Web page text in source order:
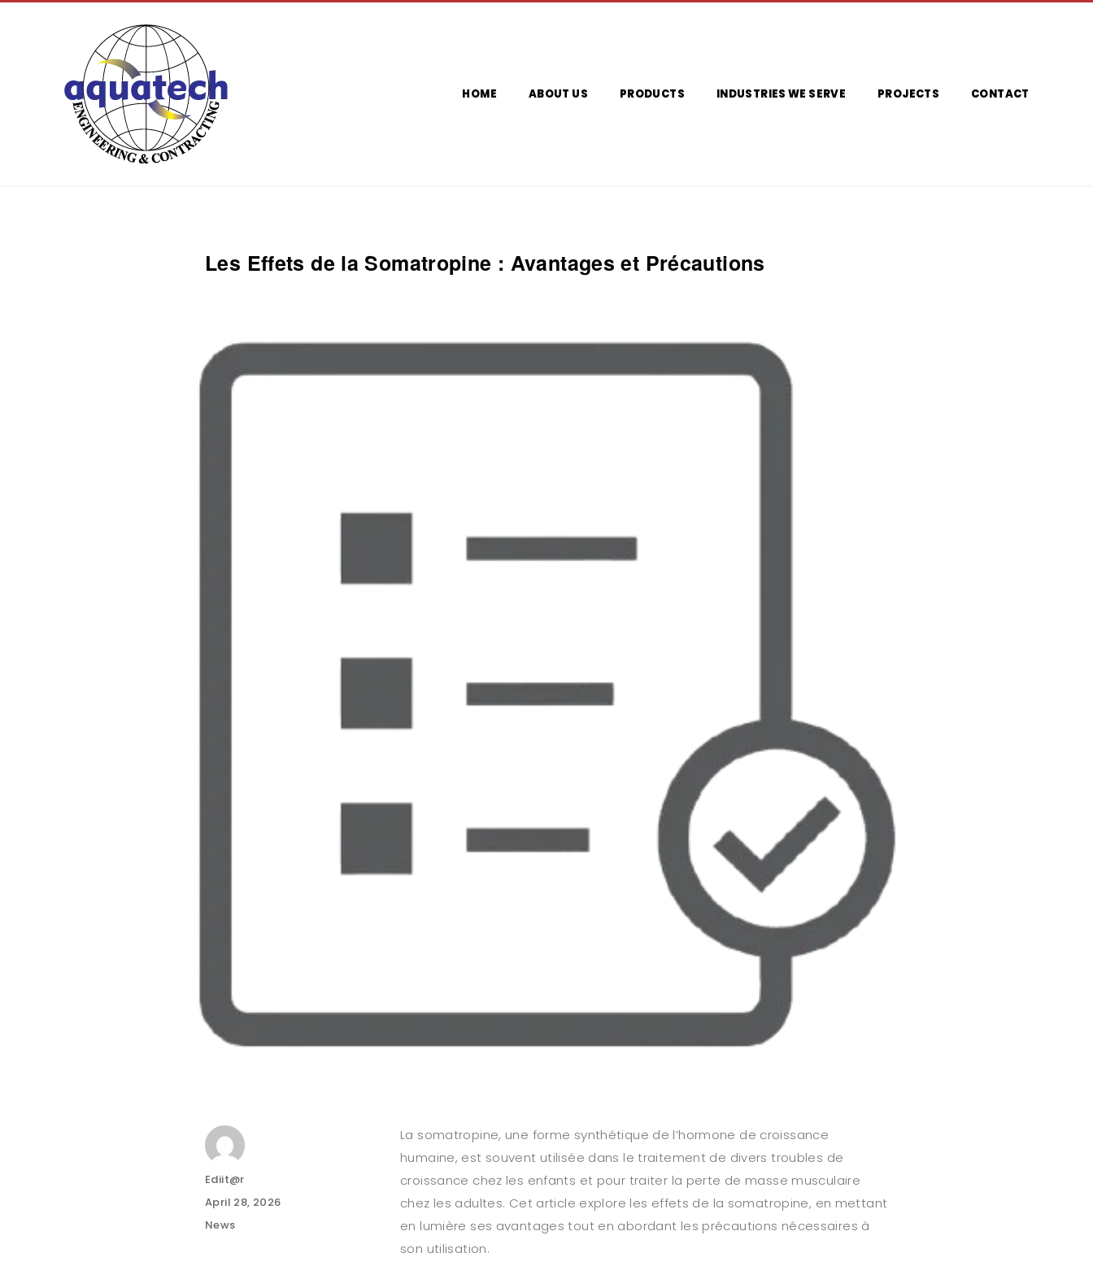
HOME ABOUT US PRODUCTS INDUSTRIES WE SERVE PROJECTS CONTACT
Les Effets de la Somatropine : Avantages et Précautions
La somatropine, une forme synthétique de l’hormone de croissance
humaine, est souvent utilisée dans le traitement de divers troubles de
croissance chez les enfants et pour traiter la perte de masse musculaire
chez les adultes. Cet article explore les effets de la somatropine, en mettant
en lumière ses avantages tout en abordant les précautions nécessaires à
son utilisation.
Author
Ediit@r
Posted
on
April 28, 2026
Categories
News